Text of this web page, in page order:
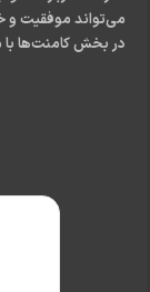
در بخش کامنت‌ها با